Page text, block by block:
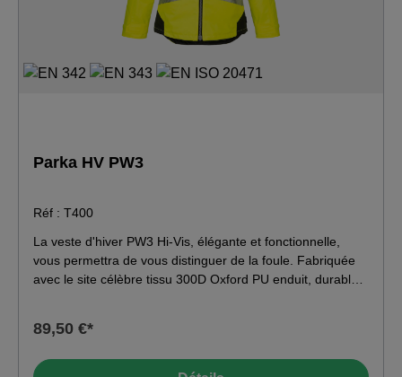
Parka HV PW3
Réf : T400
La veste d'hiver PW3 Hi-Vis, élégante et fonctionnelle,
vous permettra de vous distinguer de la foule. Fabriquée
avec le site célèbre tissu 300D Oxford PU enduit, durable
le nouveau panneau de doublure thermo-réfléchissant
assurer un maximum de chaleur et de confort, plusieurs
89,50 €*